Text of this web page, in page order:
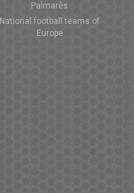
Palmarès
National football teams of
Europe